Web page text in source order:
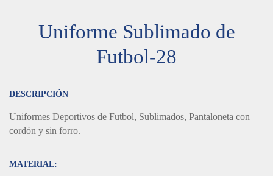
Uniforme Sublimado de
Futbol-28
DESCRIPCIÓN
Uniformes Deportivos de Futbol, Sublimados, Pantaloneta con
cordón y sin forro.
MATERIAL: